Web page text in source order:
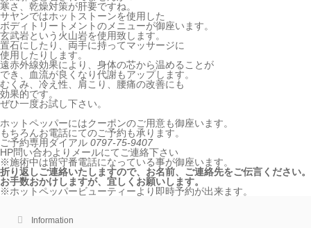
寒さ、乾燥対策が肝要ですね。
サヤンではホットストーンを使用した
ボディトリートメントのメニューが御座います。
玄武岩という火山岩を使用致します。
置石にしたり、両手に持ってマッサージに
使用したりします。
遠赤外線効果により、身体の芯から温めることが
でき、血流が良くなり代謝もアップします。
むくみ、冷え性、肩こり、腰痛の改善にも
効果的です。
ぜひ一度お試し下さい。
ホットペッパーにはクーポンのご用意も御座います。
もちろんお電話にてのご予約も承ります。
ご予約専用ダイアル 0797-75-9407
HP問い合わよりメールにてご連絡下さい
※施術中は留守番電話になっている事が御座います。
折り返しご連絡いたしますので、お名前、ご連絡先をご伝言ください。
お手数おかけしますが、宜しくお願いします。
※ホットペッパービューティーより即時予約が出来ます。
Information